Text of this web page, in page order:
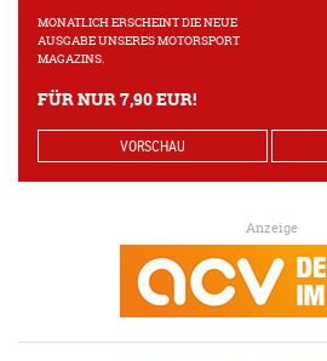
MONATLICH ERSCHEINT DIE NEUE
AUSGABE UNSERES MOTORSPORT
MAGAZINS.
FÜR NUR 7,90 EUR!
VORSCHAU
Anzeige